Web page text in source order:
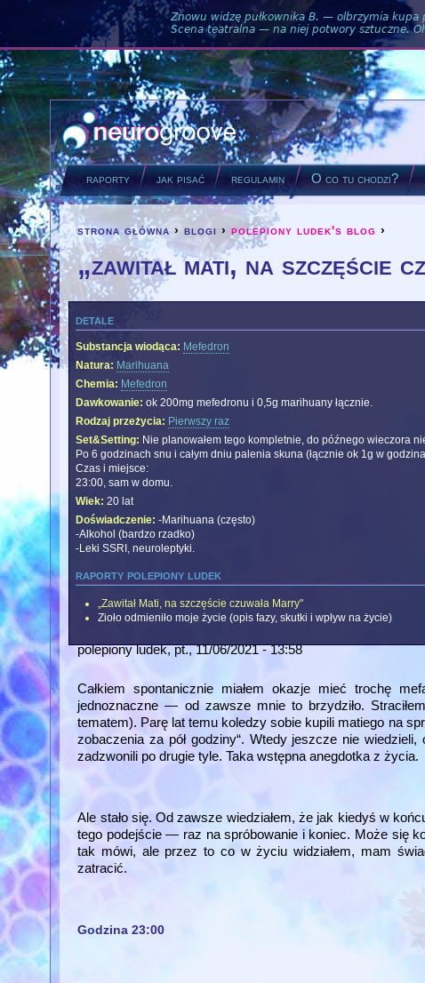
Znowu widzę pułkownika B. — olbrzymia kupa
Scena teatralna — na niej potwory sztuczne.
raporty jak pisać regulamin O co tu chodzi?
you are here
strona główna ›blogi ›polepiony ludek's blog ›
„zawitał mati, na szczęście
detale
Substancja wiodąca: Mefedron
Natura: Marihuana
Chemia: Mefedron
Dawkowanie: ok 200mg mefedronu i 0,5g marihuany łącznie.
Rodzaj przeżycia: Pierwszy raz
Set&Setting: Nie planowałem tego kompletnie, do późnego wieczora
Po 6 godzinach snu i całym dniu palenia skuna (łącznie ok 1g w
Czas i miejsce:
23:00, sam w domu.
Wiek: 20 lat
Doświadczenie: -Marihuana (często)
-Alkohol (bardzo rzadko)
-Leki SSRI, neuroleptyki.
raporty polepiony ludek
„Zawitał Mati, na szczęście czuwała Marry"
Zioło odmieniło moje życie (opis fazy, skutki i wpływ na życie)
polepiony ludek, pt., 11/06/2021 - 13:58
Całkiem spontanicznie miałem okazje mieć trochę
jednoznaczne — od zawsze mnie to brzydziło.
tematem). Parę lat temu koledzy sobie kupili matiego na
zobaczenia za pół godziny“. Wtedy jeszcze nie
zadzwonili po drugie tyle. Taka wstępna anegdotka z życia.
Ale stało się. Od zawsze wiedziałem, że jak kiedyś w
tego podejście — raz na spróbowanie i koniec. Może się
tak mówi, ale przez to co w życiu widziałem, mam
zatracić.
Godzina 23:00